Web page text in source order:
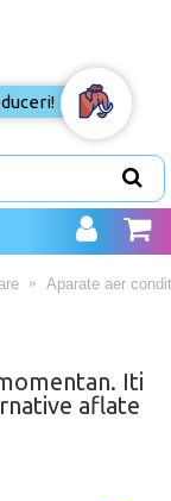
Aparate aer
Iti
aflate